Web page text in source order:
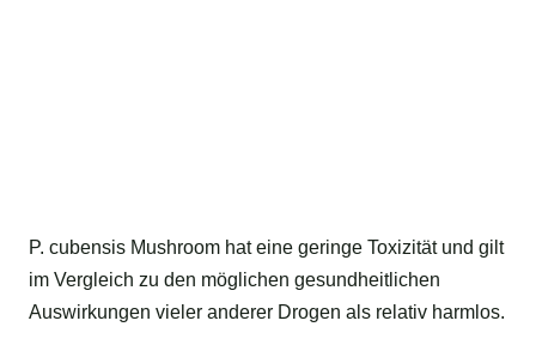
P. cubensis Mushroom hat eine geringe Toxizität und gilt
im Vergleich zu den möglichen gesundheitlichen
Auswirkungen vieler anderer Drogen als relativ harmlos.